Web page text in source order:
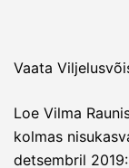
Vaata
Loe Vilma
kolmas
detsembril 2019: